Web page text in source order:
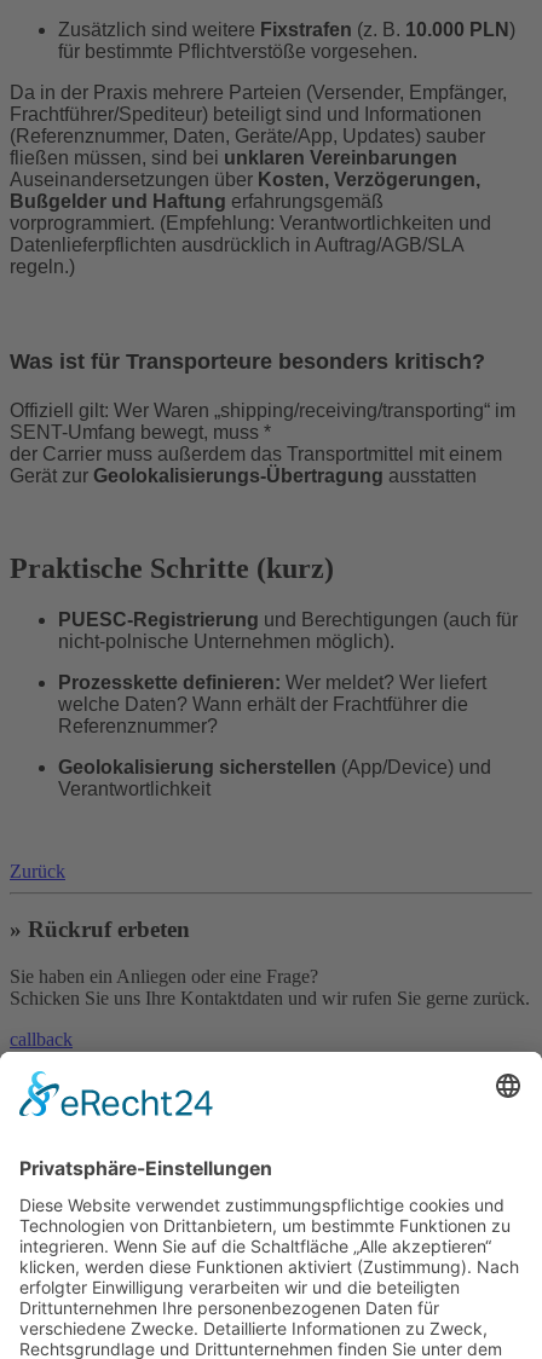
Zusätzlich sind weitere Fixstrafen (z. B. 10.000 PLN)
für bestimmte Pflichtverstöße vorgesehen.
Da in der Praxis mehrere Parteien (Versender, Empfänger,
Frachtführer/Spediteur) beteiligt sind und Informationen
(Referenznummer, Daten, Geräte/App, Updates) sauber
fließen müssen, sind bei unklaren Vereinbarungen
Auseinandersetzungen über Kosten, Verzögerungen,
Bußgelder und Haftung erfahrungsgemäß
vorprogrammiert. (Empfehlung: Verantwortlichkeiten und
Datenlieferpflichten ausdrücklich in Auftrag/AGB/SLA
regeln.)
Was ist für Transporteure besonders kritisch?
Offiziell gilt: Wer Waren „shipping/receiving/transporting“ im
SENT-Umfang bewegt, muss *
der Carrier muss außerdem das Transportmittel mit einem
Gerät zur Geolokalisierungs-Übertragung ausstatten
Praktische Schritte (kurz)
PUESC-Registrierung und Berechtigungen (auch für
nicht-polnische Unternehmen möglich).
Prozesskette definieren: Wer meldet? Wer liefert
welche Daten? Wann erhält der Frachtführer die
Referenznummer?
Geolokalisierung sicherstellen (App/Device) und
Verantwortlichkeit
Zurück
» Rückruf erbeten
Sie haben ein Anliegen oder eine Frage?
Schicken Sie uns Ihre Kontaktdaten und wir rufen Sie gerne zurück.
callback
» Kontakt aufnehmen
contact
»Skype
Und es geht auch per Skype!
Rufen Sie uns einfach an - natürlich weltweit zum Null-Tarif!
© 2023 – HANNL Customs Consulting